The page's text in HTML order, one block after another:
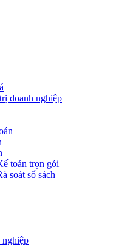
doanh nghiệp
toán trọn gói
soát sổ sách
nghiệp